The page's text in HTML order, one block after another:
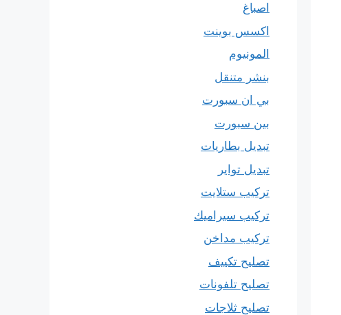
اصباغ
اكسس بوينت
المونيوم
بنشر متنقل
بي ان سبورت
بين سبورت
تبديل بطاريات
تبديل تواير
تركيب ستلايت
تركيب سيراميك
تركيب مداخن
تصليح تكييف
تصليح تلفونات
تصليح ثلاجات